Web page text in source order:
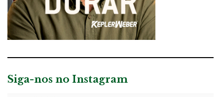
Siga-nos no Instagram